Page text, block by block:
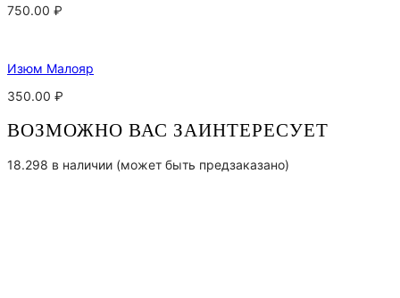
750.00 ₽
Изюм Малояр
350.00 ₽
ВОЗМОЖНО ВАС ЗАИНТЕРЕСУЕТ
18.298 в наличии (может быть предзаказано)